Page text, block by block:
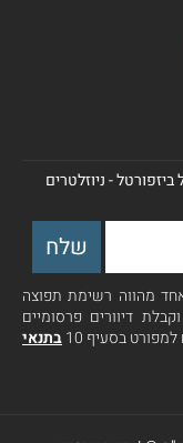
- ניוזלטרים
מהווה רשימת תפוצה
דיוורים פרסומיים
בסעיף 10
בתנאי